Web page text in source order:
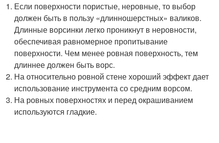
Если поверхности пористые, неровные, то выбор
должен быть в пользу «длинношерстных» валиков.
Длинные ворсинки легко проникнут в неровности,
обеспечивая равномерное пропитывание
поверхности. Чем менее ровная поверхность, тем
длиннее должен быть ворс.
На относительно ровной стене хороший эффект дает
использование инструмента со средним ворсом.
На ровных поверхностях и перед окрашиванием
используются гладкие.